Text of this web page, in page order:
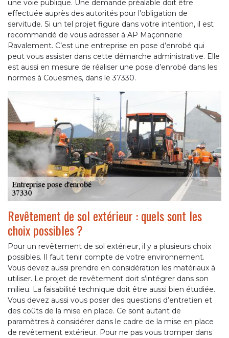
une voie publique. Une demande préalable doit être
effectuée auprès des autorités pour l’obligation de
servitude. Si un tel projet figure dans votre intention, il est
recommandé de vous adresser à AP Maçonnerie
Ravalement. C’est une entreprise en pose d’enrobé qui
peut vous assister dans cette démarche administrative. Elle
est aussi en mesure de réaliser une pose d’enrobé dans les
normes à Couesmes, dans le 37330.
Revêtement de sol extérieur : quels sont les
choix possibles ?
Pour un revêtement de sol extérieur, il y a plusieurs choix
possibles. Il faut tenir compte de votre environnement.
Vous devez aussi prendre en considération les matériaux à
utiliser. Le projet de revêtement doit s’intégrer dans son
milieu. La faisabilité technique doit être aussi bien étudiée.
Vous devez aussi vous poser des questions d’entretien et
des coûts de la mise en place. Ce sont autant de
paramètres à considérer dans le cadre de la mise en place
de revêtement extérieur. Pour ne pas vous tromper dans